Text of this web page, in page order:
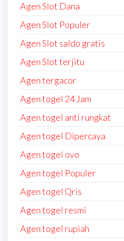
Agen Slot Dana
Agen Slot Populer
Agen Slot saldo gratis
Agen Slot terjitu
Agen tergacor
Agen togel 24 Jam
Agen togel anti rungkat
Agen togel Dipercaya
Agen togel ovo
Agen togel Populer
Agen togel Qris
Agen togel resmi
Agen togel rupiah